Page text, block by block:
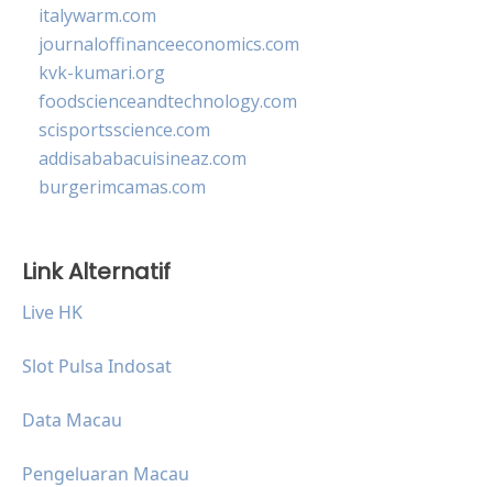
italywarm.com
journaloffinanceeconomics.com
kvk-kumari.org
foodscienceandtechnology.com
scisportsscience.com
addisababacuisineaz.com
burgerimcamas.com
Link Alternatif
Live HK
Slot Pulsa Indosat
Data Macau
Pengeluaran Macau